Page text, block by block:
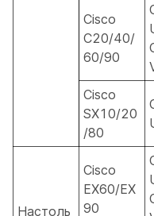
Cisco
C20/40/
60/90
Cisco
SX10/20
/80
Настоль
Cisco
EX60/EX
90